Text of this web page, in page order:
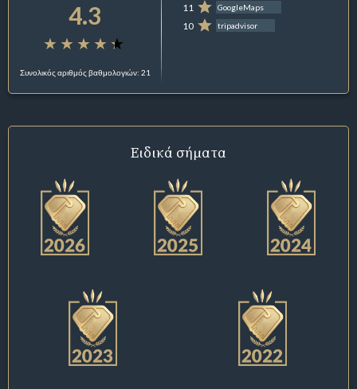
4.3
Συνολικός αριθμός βαθμολογιών: 21
11 GoogleMaps
10 tripadvisor
Ειδικά σήματα